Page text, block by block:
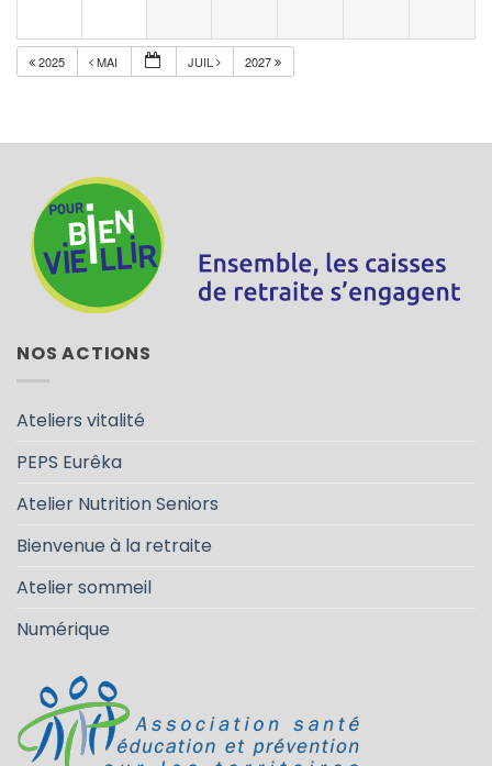
2025 MAI JUIL 2027
NOS ACTIONS
Ateliers vitalité
PEPS Eurêka
Atelier Nutrition Seniors
Bienvenue à la retraite
Atelier sommeil
Numérique